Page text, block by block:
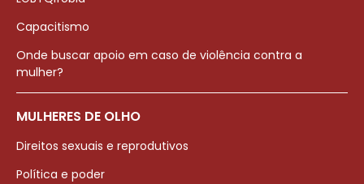
Capacitismo
Onde buscar apoio em caso de violência contra a
mulher?
MULHERES DE OLHO
Direitos sexuais e reprodutivos
Política e poder